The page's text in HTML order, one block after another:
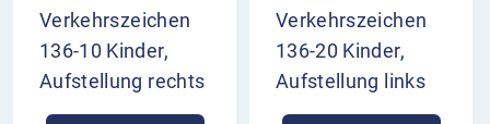
Verkehrszeichen
136-10 Kinder,
Aufstellung rechts
Verkehrszeichen
136-20 Kinder,
Aufstellung links